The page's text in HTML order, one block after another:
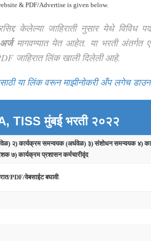
& PDF/Advertise is given below.
केलेल्या जाहिराती नुसार येथे विविध
मागवण्यात येत आहेत. या भरती अंतर्गत
जाहिरात लिंक खाली दिलेली आहे.
या लिंक वरून माझीनोकरी अँप लगेच
TISS मुंबईभरती २०२२
२) कार्यक्रम समन्वयक (अर्धवेळ) ३) संशोधन समन्वयक ४)
७) कार्यक्रम प्रशासन कर्मचारीवृंद
PDF/वेबसाईट बघावी.